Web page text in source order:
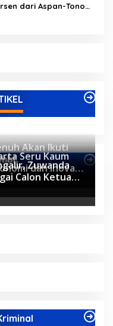
dari Aspan-Tono
Akan Ikuti
Seru Kaum
dan Inovasi
Zuwanda
Calon Ketua